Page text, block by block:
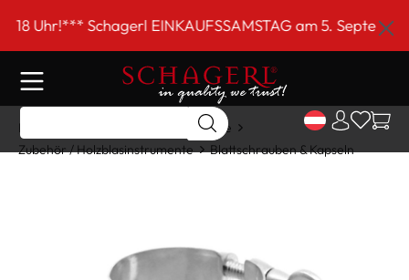
springen
Schagerl EINKAUFSSAMSTAG am 5. September
Home
Holzblasinstrumente
Zubehör / Holzblasinstrumente
Blattschrauben & Kapseln